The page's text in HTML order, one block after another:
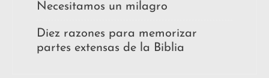
Necesitamos un milagro
Diez razones para memorizar
partes extensas de la Biblia